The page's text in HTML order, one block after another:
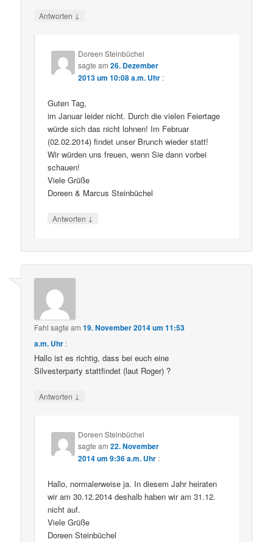
Antworten ↓
Doreen Steinbüchel
sagte am26. Dezember
2013 um 10:08 a.m. Uhr :
Guten Tag,
im Januar leider nicht. Durch die vielen Feiertage
würde sich das nicht lohnen! Im Februar
(02.02.2014) findet unser Brunch wieder statt!
Wir würden uns freuen, wenn Sie dann vorbei
schauen!
Viele Grüße
Doreen & Marcus Steinbüchel
Antworten ↓
Fahl sagte am19. November 2014 um 11:53
a.m. Uhr :
Hallo ist es richtig, dass bei euch eine
Silvesterparty stattfindet (laut Roger) ?
Antworten ↓
Doreen Steinbüchel
sagte am22. November
2014 um 9:36 a.m. Uhr :
Hallo, normalerweise ja. In diesem Jahr heiraten
wir am 30.12.2014 deshalb haben wir am 31.12.
nicht auf.
Viele Grüße
Doreen Steinbüchel